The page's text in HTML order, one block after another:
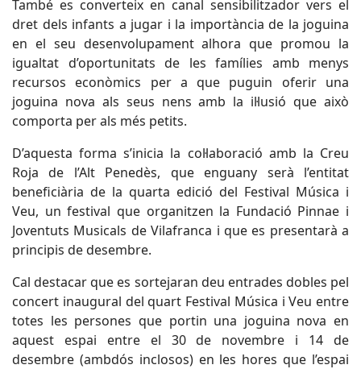
També es converteix en canal sensibilitzador vers el
dret dels infants a jugar i la importància de la joguina
en el seu desenvolupament alhora que promou la
igualtat d’oportunitats de les famílies amb menys
recursos econòmics per a que puguin oferir una
joguina nova als seus nens amb la il·lusió que això
comporta per als més petits.
D’aquesta forma s’inicia la col·laboració amb la Creu
Roja de l’Alt Penedès, que enguany serà l’entitat
beneficiària de la quarta edició del Festival Música i
Veu, un festival que organitzen la Fundació Pinnae i
Joventuts Musicals de Vilafranca i que es presentarà a
principis de desembre.
Cal destacar que es sortejaran deu entrades dobles pel
concert inaugural del quart Festival Música i Veu entre
totes les persones que portin una joguina nova en
aquest espai entre el 30 de novembre i 14 de
desembre (ambdós inclosos) en les hores que l’espai